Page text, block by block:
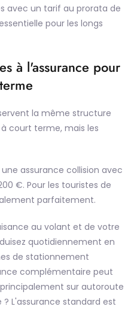
avec un tarif au prorata de
pour les longs
à l'assurance pour
la même structure
court terme, mais les
assurance collision avec
€. Pour les touristes de
parfaitement.
au volant et de votre
quotidiennement en
de stationnement
complémentaire peut
sur autoroute
L'assurance standard est